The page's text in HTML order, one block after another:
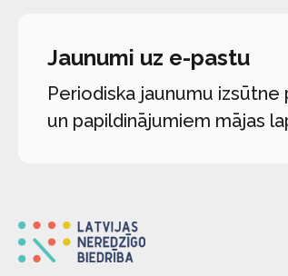
Jaunumi uz e-pastu
Periodiska jaunumu izsūtne
un papildinājumiem mājas